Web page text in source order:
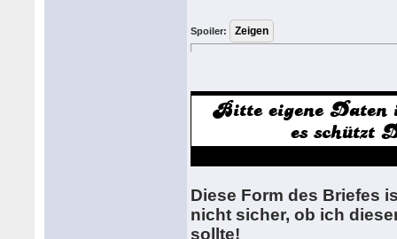
Spoiler:
Diese Form des Briefes
nicht sicher, ob ich
sollte!